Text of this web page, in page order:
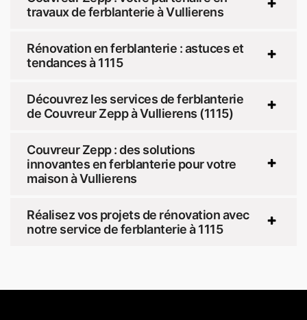
travaux de ferblanterie à Vullierens
Rénovation en ferblanterie : astuces et
tendances à 1115
Découvrez les services de ferblanterie
de Couvreur Zepp à Vullierens (1115)
Couvreur Zepp : des solutions
innovantes en ferblanterie pour votre
maison à Vullierens
Réalisez vos projets de rénovation avec
notre service de ferblanterie à 1115